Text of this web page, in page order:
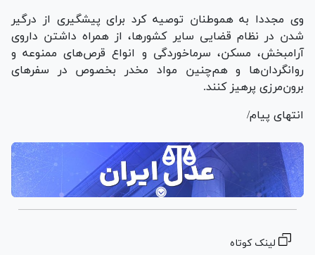
وی مجددا به هموطنان توصیه کرد برای پیشگیری از درگیر
شدن در نظام قضایی سایر کشورها، از همراه داشتن داروی
آرامبخش، مسکن، سرماخوردگی و انواع قرص‌های ممنوعه و
روانگردان‌ها و هم‌چنین مواد مخدر بخصوص در سفر‌های
برون‌مرزی پرهیز کنند.
انتهای پیام/
لینک کوتاه